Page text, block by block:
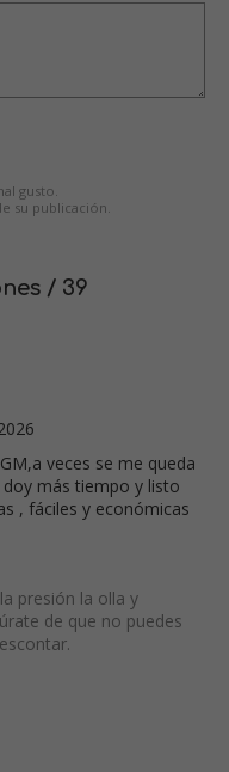
gusto.
su publicación.
/ 39
veces se me queda
más tiempo y listo
, fáciles y económicas
presión la olla y
de que no puedes